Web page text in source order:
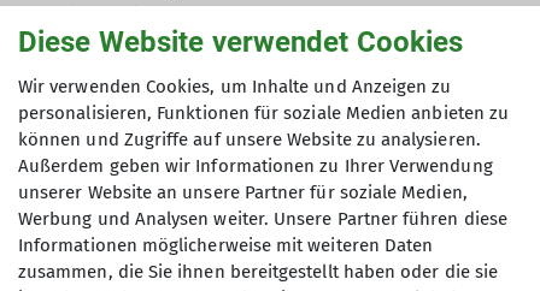
und Kletterinteresse in der Familie.
Familienklettergruppe
Familienwandergruppe
Familiengruppen
Diese Website verwendet Cookies
Wir verwenden Cookies, um Inhalte und Anzeigen zu
personalisieren, Funktionen für soziale Medien anbieten zu
können und Zugriffe auf unsere Website zu analysieren.
Außerdem geben wir Informationen zu Ihrer Verwendung
unserer Website an unsere Partner für soziale Medien,
Werbung und Analysen weiter. Unsere Partner führen diese
Informationen möglicherweise mit weiteren Daten
zusammen, die Sie ihnen bereitgestellt haben oder die sie